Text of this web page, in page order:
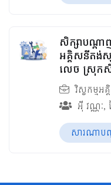
សិក្សាបណ្ដ
អគ្គិសនីតង់
លេច​ ស្រុកស៊ី
វិស្វកម្មអ
អ៊ី​ វណ្ណៈ,
សារណាបញ្